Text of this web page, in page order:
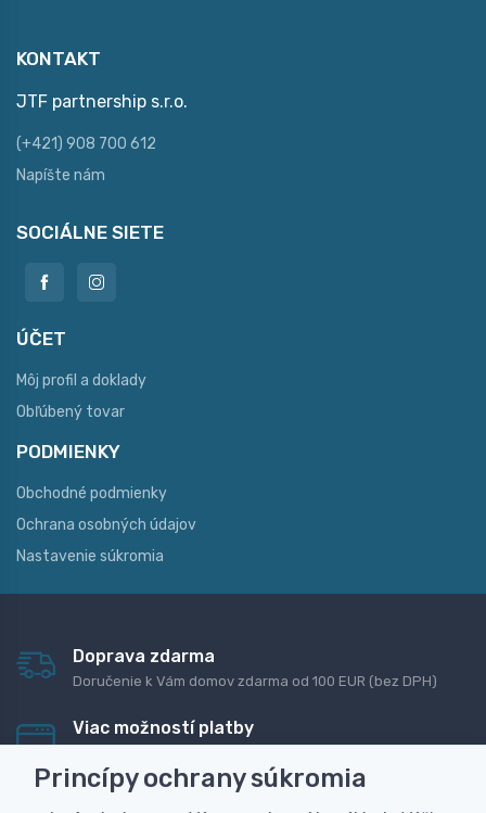
KONTAKT
JTF partnership s.r.o.
(+421) 908 700 612
Napíšte nám
SOCIÁLNE SIETE
ÚČET
Môj profil a doklady
Obľúbený tovar
PODMIENKY
Obchodné podmienky
Ochrana osobných údajov
Nastavenie súkromia
Doprava zdarma
Doručenie k Vám domov zdarma od 100 EUR (bez DPH)
Viac možností platby
dobierku
Princípy ochrany súkromia